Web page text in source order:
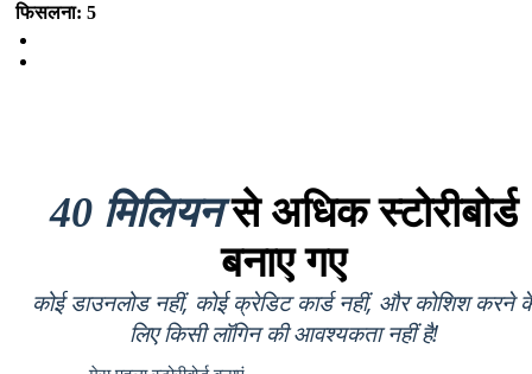
फिसलना: 5
40 मिलियनसे अधिक स्टोरीबोर्ड
बनाए गए
कोई डाउनलोड नहीं, कोई क्रेडिट कार्ड नहीं, और कोशिश करने
लिए किसी लॉगिन की आवश्यकता नहीं है!